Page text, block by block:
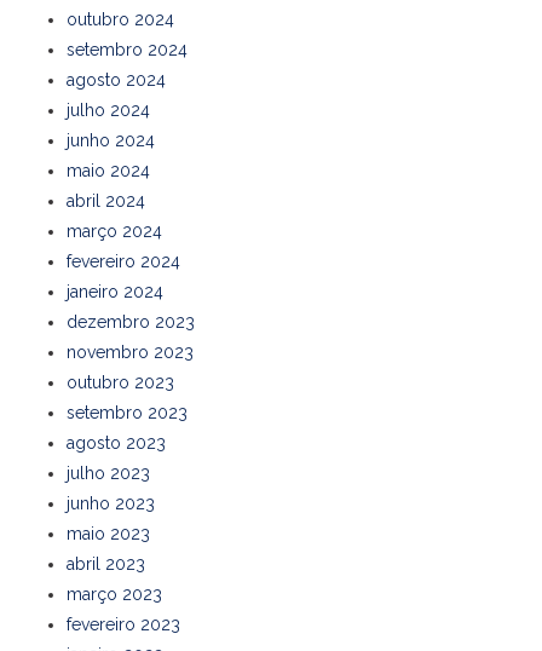
outubro 2024
setembro 2024
agosto 2024
julho 2024
junho 2024
maio 2024
abril 2024
março 2024
fevereiro 2024
janeiro 2024
dezembro 2023
novembro 2023
outubro 2023
setembro 2023
agosto 2023
julho 2023
junho 2023
maio 2023
abril 2023
março 2023
fevereiro 2023